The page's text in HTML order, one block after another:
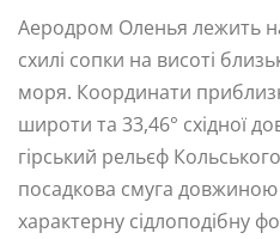
Аеродром Оленья лежить
схилі сопки на висоті
моря. Координати
широти та 33,46° східної
гірський рельєф
посадкова смуга довжиною
характерну сідлоподібну